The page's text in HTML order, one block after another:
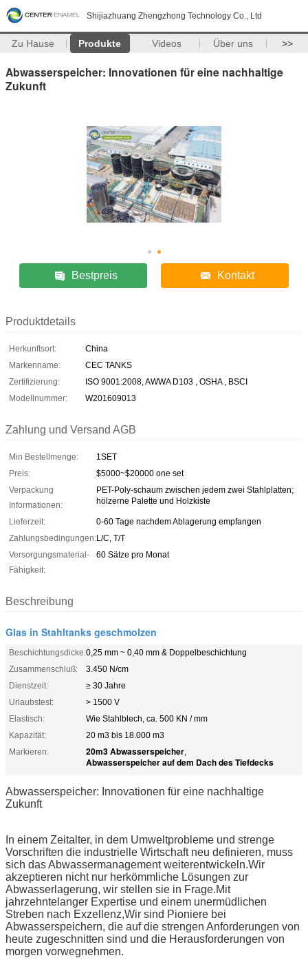
Shijiazhuang Zhengzhong Technology Co., Ltd
Zu Hause Produkte Videos Über uns >>
Abwasserspeicher: Innovationen für eine nachhaltige
Zukunft
Bestpreis Kontakt
Produktdetails
Herkunftsort:
China
Markenname:
CEC TANKS
Zertifizierung:
ISO 9001:2008, AWWA D103 , OSHA , BSCI
Modellnummer:
W201609013
Zahlung und Versand AGB
Min Bestellmenge:
1SET
Preis:
$5000~$20000 one set
Verpackung
Informationen:
PET-Poly-schaum zwischen jedem zwei Stahlplatten;
hölzerne Palette und Holzkiste
Lieferzeit:
0-60 Tage nachdem Ablagerung empfangen
Zahlungsbedingungen:L/C, T/T
Versorgungsmaterial-
Fähigkeit:
60 Sätze pro Monat
Beschreibung
Glas in Stahltanks geschmolzen
Beschichtungsdicke:0,25 mm ~ 0,40 mm & Doppelbeschichtung
Zusammenschluß:
3.450 N/cm
Dienstzeit:
≥ 30 Jahre
Urlaubstest:
> 1500 V
Elastisch:
Wie Stahlblech, ca. 500 KN / mm
Kapazität:
20 m3 bis 18.000 m3
Markieren:
20m3 Abwasserspeicher,
Abwasserspeicher auf dem Dach des Tiefdecks
Abwasserspeicher: Innovationen für eine nachhaltige
Zukunft
In einem Zeitalter, in dem Umweltprobleme und strenge
Vorschriften die industrielle Wirtschaft neu definieren, muss
sich das Abwassermanagement weiterentwickeln.Wir
akzeptieren nicht nur herkömmliche Lösungen zur
Abwasserlagerung, wir stellen sie in Frage.Mit
jahrzehntelanger Expertise und einem unermüdlichen
Streben nach Exzellenz,Wir sind Pioniere bei
Abwasserspeichern, die auf die strengen Anforderungen von
heute zugeschnitten sind und die Herausforderungen von
morgen vorwegnehmen.